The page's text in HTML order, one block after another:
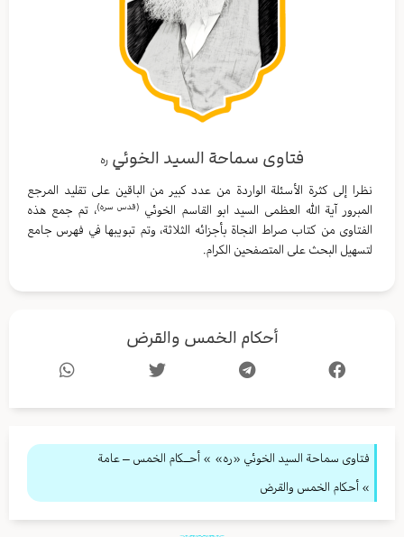
فتاوى سماحة السيد الخوئي ره
نظرا إلى كثرة الأسئلة الواردة من عدد كبير من الباقين على تقليد المرجع
المبرور آية الله العظمى السيد ابو القاسم الخوئي (قدس سره)، تم جمع هذه
الفتاوى من كتاب صراط النجاة بأجزائه الثلاثة، وتم تبويبها في فهرس جامع
لتسهيل البحث على المتصفحين الكرام.
أحكام الخمس والقرض
فتاوى سماحة السيد الخوئي «ره» » أحــكام الخمس – عامة
» أحكام الخمس والقرض